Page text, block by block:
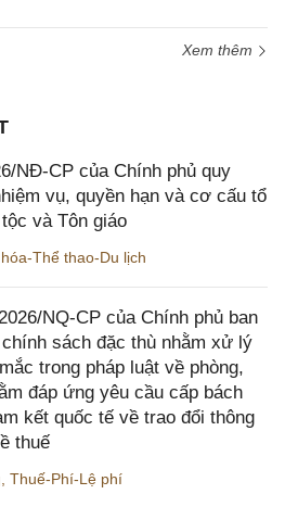
Xem thêm
NĐ-CP của Chính phủ quy
vụ, quyền hạn và cơ cấu tổ
và Tôn giáo
Thể thao-Du lịch
NQ-CP của Chính phủ ban
sách đặc thù nhằm xử lý
trong pháp luật về phòng,
đáp ứng yêu cầu cấp bách
kết quốc tế về trao đổi thông
thuế
Thuế-Phí-Lệ phí